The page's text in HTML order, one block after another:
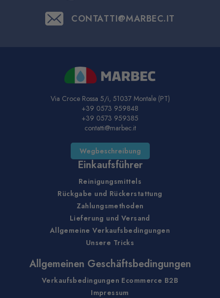
CONTATTI@MARBEC.IT
Via Croce Rossa 5/i, 51037 Montale (PT)
+39 0573 959848
+39 0573 959385
contatti@marbec.it
Wegbeschreibung
Einkaufsführer
Reinigungsmittels
Rückgabe und Rückerstattung
Zahlungsmethoden
Lieferung und Versand
Allgemeine Verkaufsbedingungen
Unsere Tricks
Allgemeinen Geschäftsbedingungen
Verkaufsbedingungen Ecommerce B2B
Impressum